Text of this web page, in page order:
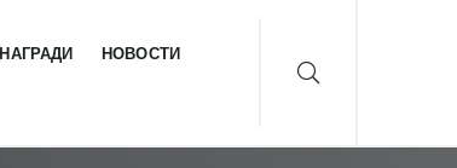
НАГРАДИ
НОВОСТИ